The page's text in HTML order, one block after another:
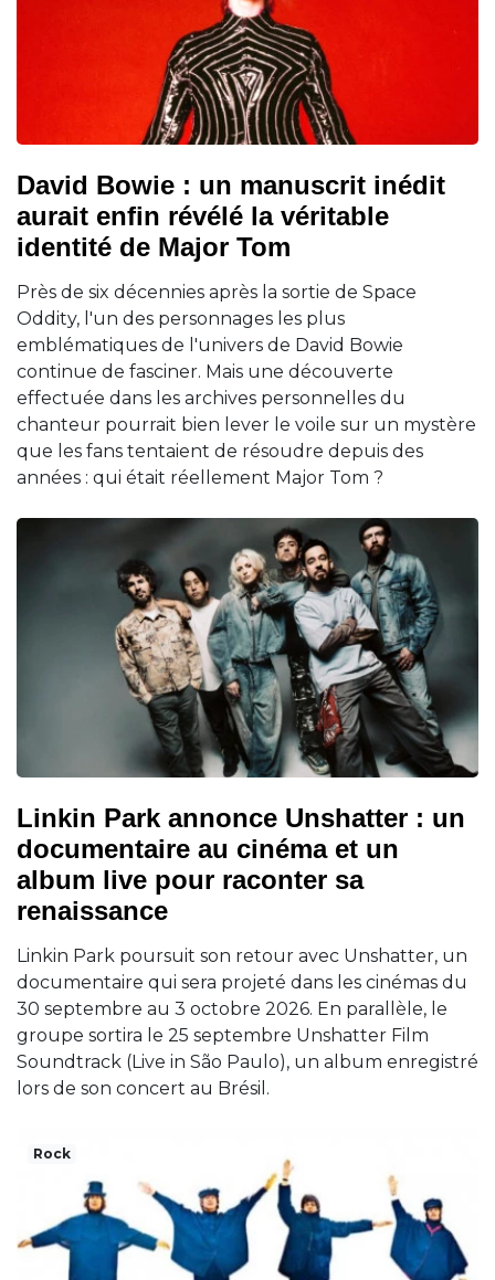
David Bowie : un manuscrit inédit
aurait enfin révélé la véritable
identité de Major Tom
Près de six décennies après la sortie de Space
Oddity, l'un des personnages les plus
emblématiques de l'univers de David Bowie
continue de fasciner. Mais une découverte
effectuée dans les archives personnelles du
chanteur pourrait bien lever le voile sur un mystère
que les fans tentaient de résoudre depuis des
années : qui était réellement Major Tom ?
Linkin Park annonce Unshatter : un
documentaire au cinéma et un
album live pour raconter sa
renaissance
Linkin Park poursuit son retour avec Unshatter, un
documentaire qui sera projeté dans les cinémas du
30 septembre au 3 octobre 2026. En parallèle, le
groupe sortira le 25 septembre Unshatter Film
Soundtrack (Live in São Paulo), un album enregistré
lors de son concert au Brésil.
Rock